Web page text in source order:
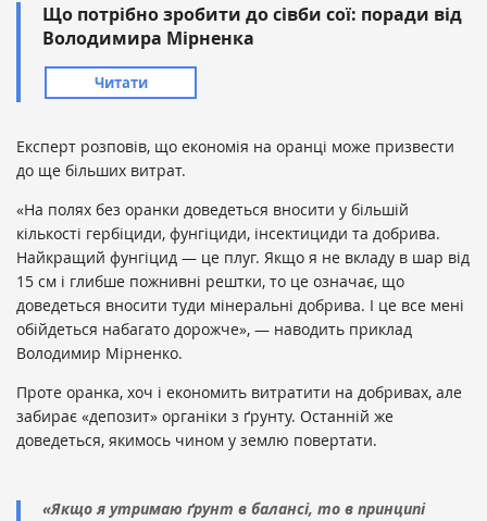
Що потрібно зробити до сівби сої: поради від
Володимира Мірненка
Читати
Експерт розповів, що економія на оранці може призвести
до ще більших витрат.
«На полях без оранки доведеться вносити у більшій
кількості гербіциди, фунгіциди, інсектициди та добрива.
Найкращий фунгіцид — це плуг. Якщо я не вкладу в шар від
15 см і глибше пожнивні рештки, то це означає, що
доведеться вносити туди мінеральні добрива. І це все мені
обійдеться набагато дорожче», — наводить приклад
Володимир Мірненко.
Проте оранка, хоч і економить витратити на добривах, але
забирає «депозит» органіки з ґрунту. Останній же
доведеться, якимось чином у землю повертати.
«Якщо я утримаю ґрунт в балансі, то в принципі